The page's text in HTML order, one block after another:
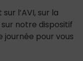
l’AVI, sur la
notre dispositif
pour vous